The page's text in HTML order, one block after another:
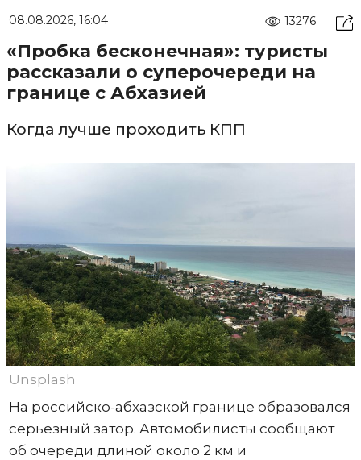
08.08.2026, 16:04 13276
«Пробка бесконечная»: туристы
рассказали о суперочереди на
границе с Абхазией
Когда лучше проходить КПП
Unsplash
На российско-абхазской границе образовался
серьезный затор. Автомобилисты сообщают
об очереди длиной около 2 км и